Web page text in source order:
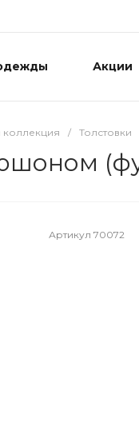
Акции
/ Толстовки
Артикул70072